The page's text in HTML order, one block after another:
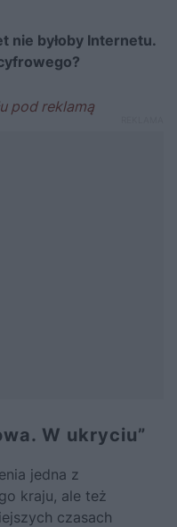
nie byłoby Internetu.
W ukryciu”
jedna z
kraju, ale też
czasach